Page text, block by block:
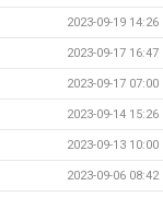
2023-09-19 14:26
2023-09-17 16:47
2023-09-17 07:00
2023-09-14 15:26
2023-09-13 10:00
2023-09-06 08:42